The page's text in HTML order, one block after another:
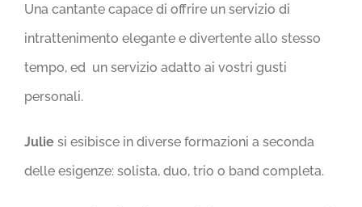
Una cantante capace di offrire un servizio di
intrattenimento elegante e divertente allo stesso
tempo, ed un servizio adatto ai vostri gusti
personali.
Julie si esibisce in diverse formazioni a seconda
delle esigenze: solista, duo, trio o band completa.